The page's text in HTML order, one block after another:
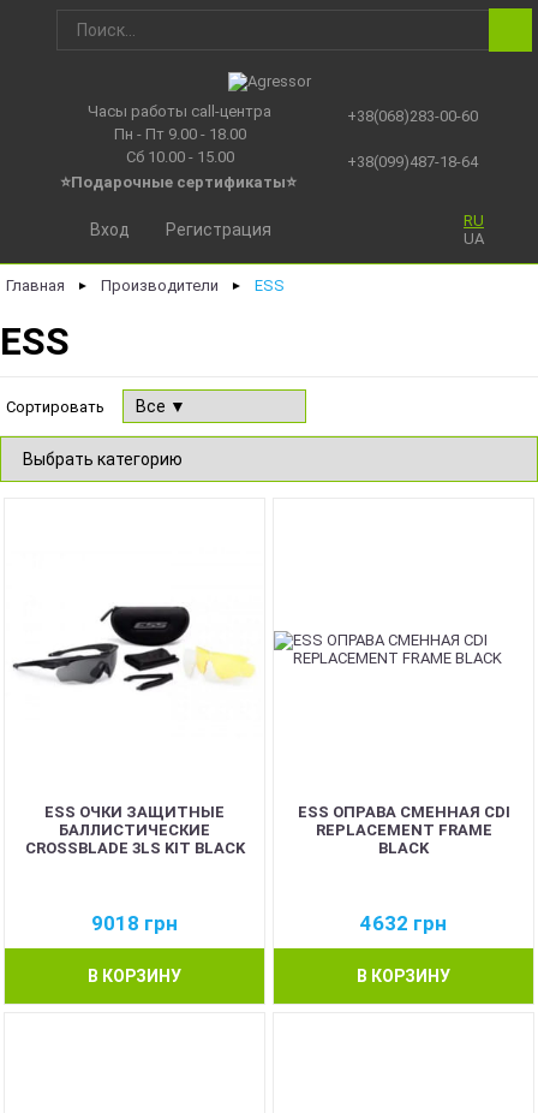
Часы работы call-центра
Пн - Пт 9.00 - 18.00
Сб 10.00 - 15.00
⭐Подарочные сертификаты⭐
+38(068)283-00-60
+38(099)487-18-64
RU
UA
Вход Регистрация
Главная ► Производители ► ESS
ESS
Сортировать
ESS ОЧКИ ЗАЩИТНЫЕ
БАЛЛИСТИЧЕСКИЕ
CROSSBLADE 3LS KIT BLACK
9018 грн
В КОРЗИНУ
ESS ОПРАВА СМЕННАЯ CDI
REPLACEMENT FRAME
BLACK
4632 грн
В КОРЗИНУ